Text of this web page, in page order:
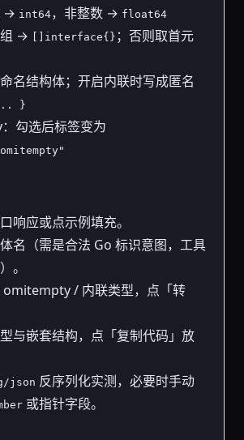
→ int64，非整数 → float64
→ []interface{} ；否则取首元
名结构体；开启内联时写成匿名
}
勾选后标签变为
响应或点示例填充。
名（需是合法 Go 标识意图，工具
。
omitempty / 内联类型，点「转
与嵌套结构，点「复制代码」放
json 反序列化实测，必要时手动
或指针字段。